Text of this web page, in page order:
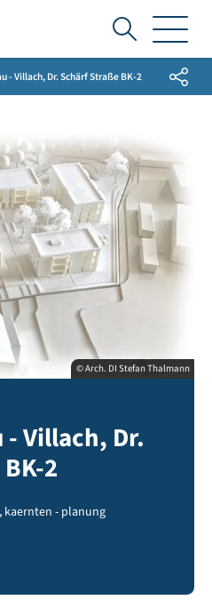
Ich
suche...
- Villach, Dr. Schärf Straße BK-2 Share
© Arch. DI Stefan Thalmann
- Villach, Dr.
2
kaernten - planung